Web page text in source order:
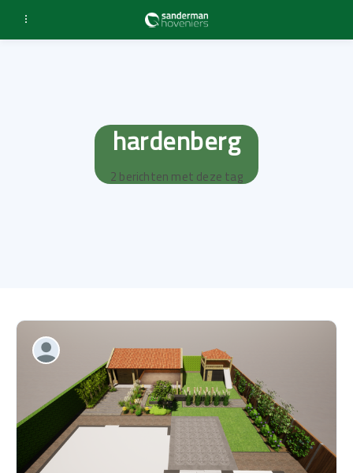
hardenberg
2 berichten met deze tag